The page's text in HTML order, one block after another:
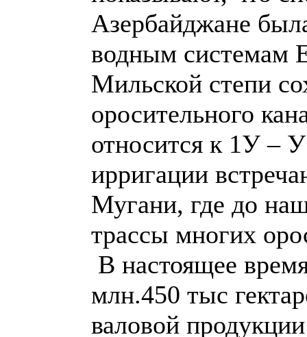
Азербайджане
водным системам
Мильской степи
оросительного
относится к 1У –
ирригации
Мугани, где до
трассы многих
В настоящее
млн.450 тыс
валовой продукции